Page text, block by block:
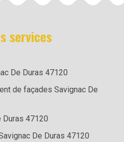
services
De Duras 47120
de façades Savignac De
Duras 47120
De Duras 47120